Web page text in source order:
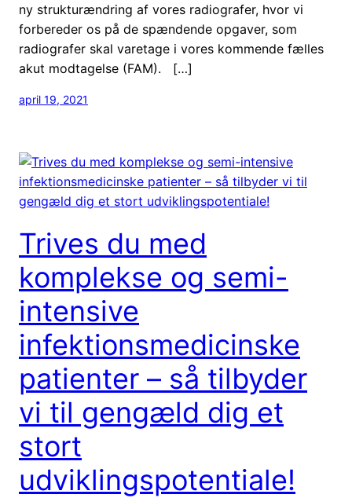
ny strukturændring af vores radiografer, hvor vi
forbereder os på de spændende opgaver, som
radiografer skal varetage i vores kommende fælles
akut modtagelse (FAM). […]
april 19, 2021
Trives du med
komplekse og semi-
intensive
infektionsmedicinske
patienter – så tilbyder
vi til gengæld dig et
stort
udviklingspotentiale!